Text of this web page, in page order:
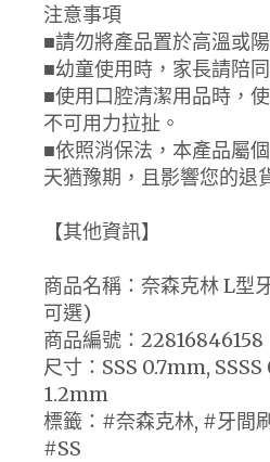
注意事項
■請勿將產品置於高溫或
■幼童使用時，家長請陪
■使用口腔清潔用品時，
不可用力拉扯。
■依照消保法，本產品屬
天猶豫期，且影響您的退
【其他資訊】
商品名稱：奈森克林 L型
可選)
商品編號：22816846158
尺寸：SSS 0.7mm,
1.2mm
標籤：#奈森克林, #牙間
#SS